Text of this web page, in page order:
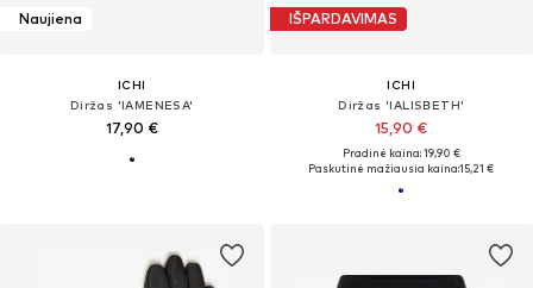
Naujiena
ICHI
Diržas 'IAMENESA'
17,90 €
IŠPARDAVIMAS
ICHI
Diržas 'IALISBETH'
15,90 €
Pradinė kaina: 19,90 €
Paskutinė mažiausia kaina:15,21 €